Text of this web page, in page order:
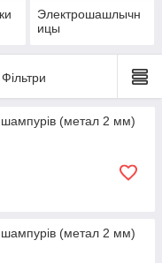
Электрошашлычн
ицы
Фільтри
шампурів (метал 2 мм)
шампурів (метал 2 мм)